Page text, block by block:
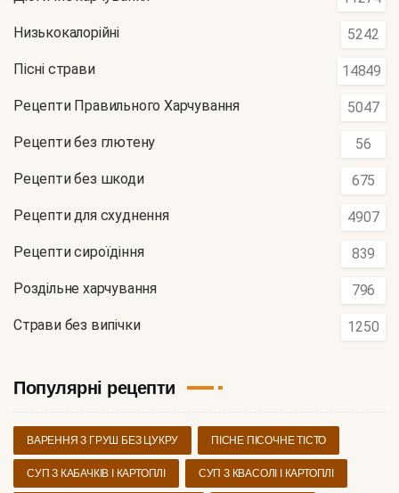
Низькокалорійні 5242
Пісні страви 14849
Рецепти Правильного Харчування 5047
Рецепти без глютену 56
Рецепти без шкоди 675
Рецепти для схуднення 4907
Рецепти сироїдіння 839
Роздільне харчування 796
Страви без випічки 1250
Популярні рецепти
ВАРЕННЯ З ГРУШ БЕЗ ЦУКРУ ПІСНЕ ПІСОЧНЕ ТІСТО
СУП З КАБАЧКІВ І КАРТОПЛІ СУП З КВАСОЛІ І КАРТОПЛІ